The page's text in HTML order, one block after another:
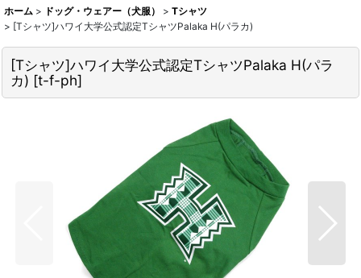
ホーム > ドッグ・ウェアー（犬服） > Tシャツ
> [Tシャツ]ハワイ大学公式認定TシャツPalaka H(パラカ)
[Tシャツ]ハワイ大学公式認定TシャツPalaka H(パラ
カ) [t-f-ph]